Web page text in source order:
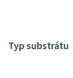
Typ substrátu